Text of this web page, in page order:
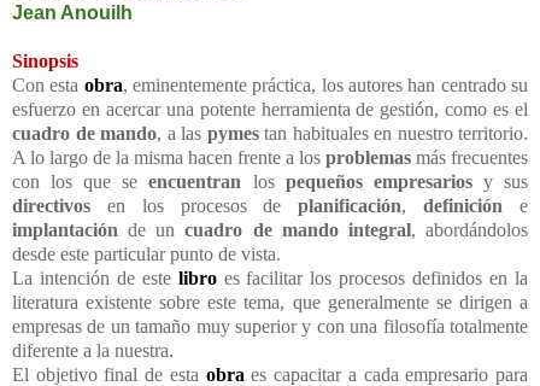
Jean Anouilh
Sinopsis
Con esta obra, eminentemente práctica, los autores han centrado su
esfuerzo en acercar una potente herramienta de gestión, como es el
cuadro de mando, a las pymestan habituales en nuestro territorio.
A lo largo de la misma hacen frente a los problemas más frecuentes
con los que seencuentran los pequeños empresariosy sus
directivos en los procesos deplanificación,definición e
implantación de uncuadro de mando integral, abordándolos
desde este particular punto de vista.
La intención de este libroes facilitar los procesos definidos en la
literatura existente sobre este tema, que generalmente se dirigen a
empresas de un tamaño muy superior y con una filosofía totalmente
diferente a la nuestra.
El objetivo final de esta obra es capacitar a cada empresario para